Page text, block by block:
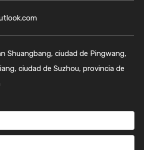
Shuangbang, ciudad de Pingwang,
ciudad de Suzhou, provincia de